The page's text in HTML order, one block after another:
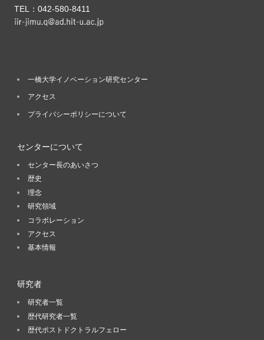
TEL：042-580-8411
一橋大学イノベーション研究センター
アクセス
プライバシーポリシーについて
センターについて
センター長のあいさつ
歴史
理念
研究領域
コラボレーション
アクセス
基本情報
研究者
研究者一覧
歴代研究者一覧
歴代ポストドクトラルフェロー